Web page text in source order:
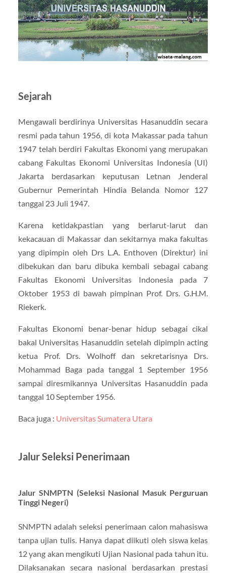
Sejarah
Mengawali berdirinya Universitas Hasanuddin secara
resmi pada tahun 1956, di kota Makassar pada tahun
1947 telah berdiri Fakultas Ekonomi yang merupakan
cabang Fakultas Ekonomi Universitas Indonesia (UI)
Jakarta berdasarkan keputusan Letnan Jenderal
Gubernur Pemerintah Hindia Belanda Nomor 127
tanggal 23 Juli 1947.
Karena ketidakpastian yang berlarut-larut dan
kekacauan di Makassar dan sekitarnya maka fakultas
yang dipimpin oleh Drs L.A. Enthoven (Direktur) ini
dibekukan dan baru dibuka kembali sebagai cabang
Fakultas Ekonomi Universitas Indonesia pada 7
Oktober 1953 di bawah pimpinan Prof. Drs. G.H.M.
Riekerk.
Fakultas Ekonomi benar-benar hidup sebagai cikal
bakal Universitas Hasanuddin setelah dipimpin acting
ketua Prof. Drs. Wolhoff dan sekretarisnya Drs.
Mohammad Baga pada tanggal 1 September 1956
sampai diresmikannya Universitas Hasanuddin pada
tanggal 10 September 1956.
Baca juga : Universitas Sumatera Utara
Jalur Seleksi Penerimaan
Jalur SNMPTN (Seleksi Nasional Masuk Perguruan
Tinggi Negeri)
SNMPTN adalah seleksi penerimaan calon mahasiswa
tanpa ujian tulis. Hanya dapat diikuti oleh siswa kelas
12 yang akan mengikuti Ujian Nasional pada tahun itu.
Dilaksanakan secara nasional berdasarkan prestasi